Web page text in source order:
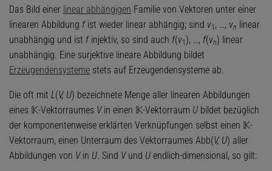
Das Bild einer linear abhängigen Familie von Vektoren unter einer
linearen Abbildung fist wieder linear abhängig; sind v1 , …, vn linear
unabhängig und ist finjektiv, so sind auch f(v1 ), …, f(vn) linear
unabhängig. Eine surjektive lineare Abbildung bildet
Erzeugendensysteme stets auf Erzeugendensysteme ab.
Die oft mit L(V, U) bezeichnete Menge aller linearen Abbildungen
eines 𝕂-Vektorraumes Vin einen 𝕂-Vektorraum U bildet bezüglich
der komponentenweise erklärten Verknüpfungen selbst einen 𝕂-
Vektorraum, einen Unterraum des Vektorraumes Abb(V, U) aller
Abbildungen von Vin U. Sind Vund U endlich-dimensional, so gilt: